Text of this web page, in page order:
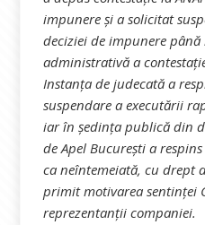
impunere şi a solicitat
deciziei de impunere
administrativă a
Instanţa de judecată a
suspendare a executării
iar în şedinţa publică din
de Apel Bucureşti a
ca neîntemeiată, cu drept
primit motivarea sentinței
reprezentanții companiei.